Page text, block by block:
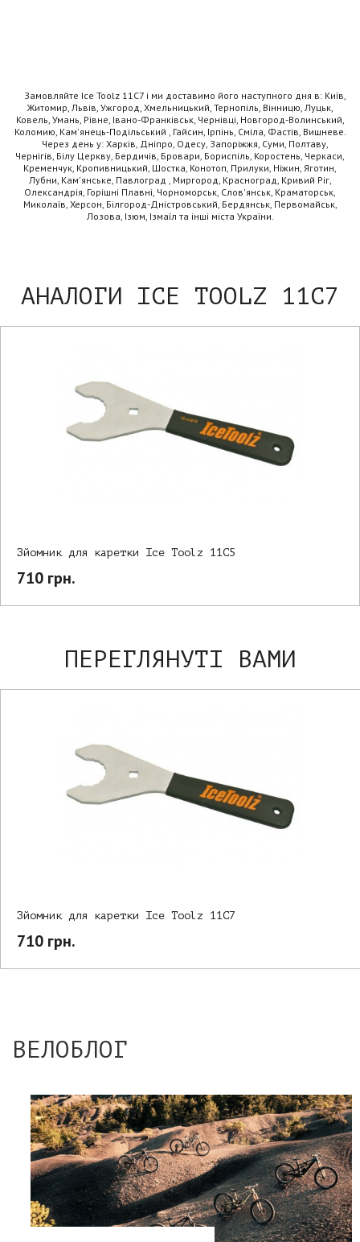
Замовляйте Ice Toolz 11C7 і ми доставимо його наступного дня в: Київ,
Житомир, Львів, Ужгород, Хмельницький, Тернопіль, Вінницю, Луцьк,
Ковель, Умань, Рівне, Івано-Франківськ, Чернівці, Новгород-Волинський,
Коломию, Кам'янець-Подільський , Гайсин, Ірпінь, Сміла, Фастів, Вишневе.
Через день у: Харків, Дніпро, Одесу, Запоріжжя, Суми, Полтаву,
Чернігів, Білу Церкву, Бердичів, Бровари, Бориспіль, Коростень, Черкаси,
Кременчук, Кропивницький, Шостка, Конотоп, Прилуки, Ніжин, Яготин,
Лубни, Кам'янське, Павлоград , Миргород, Красноград, Кривий Ріг,
Олександрія, Горішні Плавні, Чорноморськ, Слов'янськ, Краматорськ,
Миколаїв, Херсон, Білгород-Дністровський, Бердянськ, Первомайськ,
Лозова, Ізюм, Ізмаїл та інші міста України.
АНАЛОГИ ICE TOOLZ 11C7
Зйомник для каретки Ice Toolz 11C5
710 грн.
ПЕРЕГЛЯНУТІ ВАМИ
Зйомник для каретки Ice Toolz 11C7
710 грн.
ВЕЛОБЛОГ